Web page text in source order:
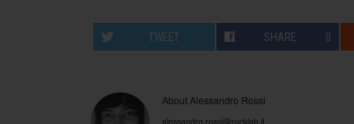
TWEET SHARE 0
About Alessandro Rossi
alessandro.rossi@rocklab.it